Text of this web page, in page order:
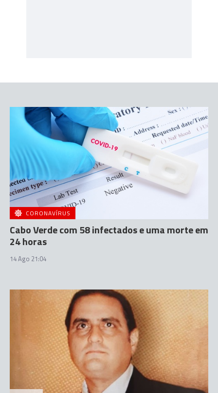
CORONAVÍRUS
Cabo Verde com 58 infectados e uma morte em
24 horas
14 Ago 21:04